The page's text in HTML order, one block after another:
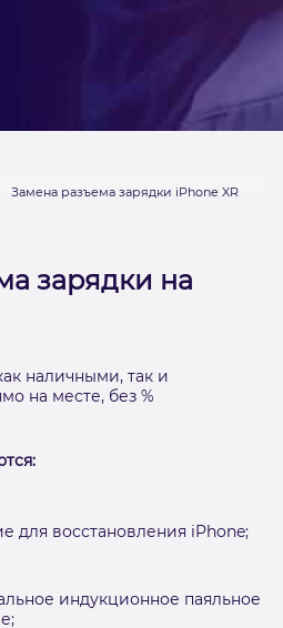
Замена разъема зарядки iPhone XR
зарядки на
наличными, так и
на месте, без %
для восстановления iPhone;
индукционное паяльное